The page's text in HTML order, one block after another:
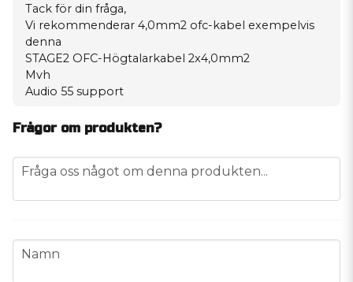
Tack för din fråga,
Vi rekommenderar 4,0mm2 ofc-kabel exempelvis
denna
STAGE2 OFC-Högtalarkabel 2x4,0mm2
Mvh
Audio 55 support
Frågor om produkten?
question
Fråga oss något om denna produkten...
name
Namn